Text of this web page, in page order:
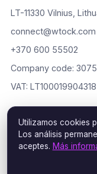
LT-11330 Vilnius,
connect@wtock.com
+370 600 55502
Company code:
VAT: LT100019904318
© 2016–2026
reservados.
with or endorsed
Utilizamos cookies
Los análisis
aceptes. Más